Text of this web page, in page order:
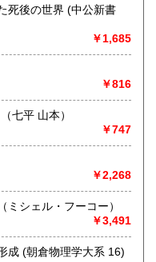
書店様につきまして
用させていただきま
、ご注文とは別にメッ
1月5日までお休みとな
談ください。
死後の世界 (中公新書
￥1,685
￥816
「空気」の研究 (文春文庫 (306‐3)) （七平 山本）
￥747
￥2,268
監獄の誕生―監視と処罰 (1977年) （ミシェル・フーコー）
￥3,491
成 (朝倉物理学大系 16)